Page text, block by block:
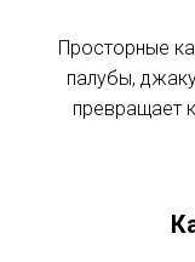
Просторные
палубы,
превращает